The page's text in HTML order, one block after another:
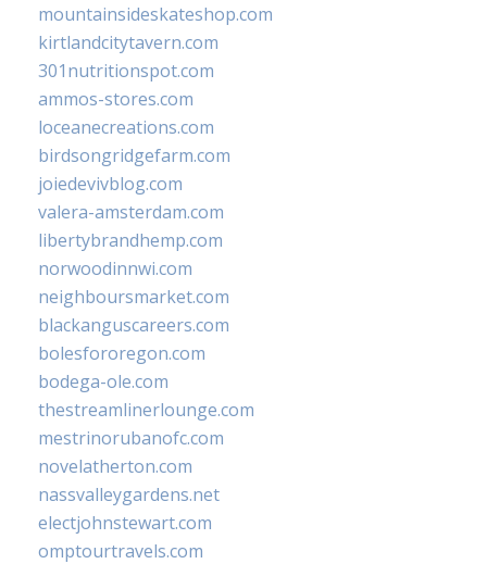
mountainsideskateshop.com
kirtlandcitytavern.com
301nutritionspot.com
ammos-stores.com
loceanecreations.com
birdsongridgefarm.com
joiedevivblog.com
valera-amsterdam.com
libertybrandhemp.com
norwoodinnwi.com
neighboursmarket.com
blackanguscareers.com
bolesfororegon.com
bodega-ole.com
thestreamlinerlounge.com
mestrinorubanofc.com
novelatherton.com
nassvalleygardens.net
electjohnstewart.com
omptourtravels.com